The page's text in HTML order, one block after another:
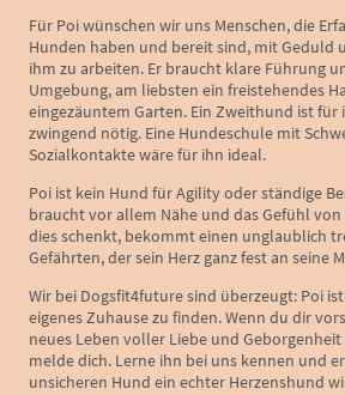
Für Poi wünschen wir uns Menschen, die
Hunden haben und bereit sind, mit Geduld
ihm zu arbeiten. Er braucht klare Führung
Umgebung, am liebsten ein freistehendes
eingezäuntem Garten. Ein Zweithund ist für
zwingend nötig. Eine Hundeschule mit
Sozialkontakte wäre für ihn ideal.
Poi ist kein Hund für Agility oder ständige
braucht vor allem Nähe und das Gefühl von
dies schenkt, bekommt einen unglaublich
Gefährten, der sein Herz ganz fest an seine
Wir bei Dogsfit4future sind überzeugt: Poi
eigenes Zuhause zu finden. Wenn du dir
neues Leben voller Liebe und
melde dich. Lerne ihn bei uns kennen und
unsicheren Hund ein echter Herzenshund